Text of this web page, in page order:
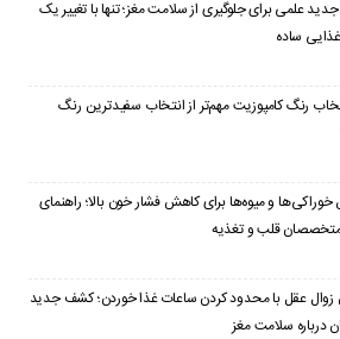
جدید علمی برای جلوگیری از سلامت مغز؛ تنها با تغییر یک
ساده
رنگ کامپوزیت مهم‌تر از انتخاب سفیدترین رنگ
خوراکی‌ها و میوه‌ها برای کاهش فشار خون بالا؛ راهنمای
قلب و تغذیه
عقل با محدود کردن ساعات غذا خوردن؛ کشف جدید
درباره سلامت مغز